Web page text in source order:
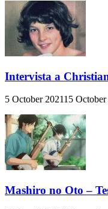
Intervista a
5 October 202115 October
Mashiro no Oto –